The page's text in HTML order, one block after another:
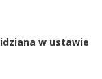
w ustawie